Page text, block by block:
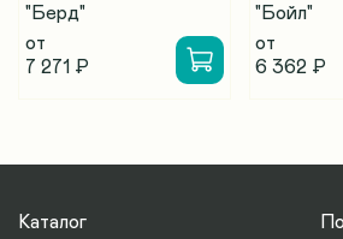
"Берд"
от
7 271 ₽
"Бойл"
от
6 362 ₽
Каталог